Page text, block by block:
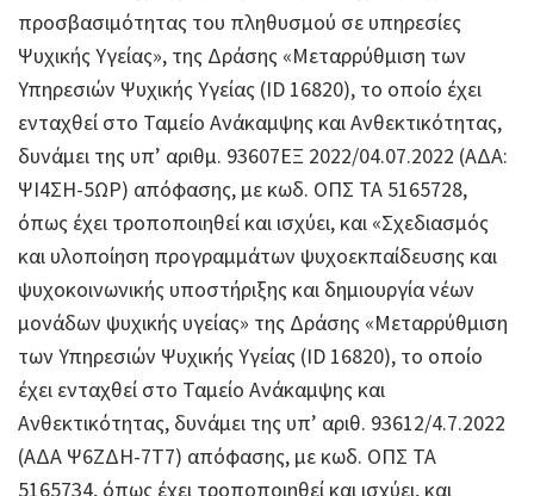
προσβασιμότητας του πληθυσμού σε υπηρεσίες
Ψυχικής Υγείας», της Δράσης «Μεταρρύθμιση των
Υπηρεσιών Ψυχικής Υγείας (ID 16820), το οποίο έχει
ενταχθεί στο Ταμείο Ανάκαμψης και Ανθεκτικότητας,
δυνάμει της υπ’ αριθμ. 93607ΕΞ 2022/04.07.2022 (ΑΔΑ:
ΨΙ4ΣΗ-5ΩΡ) απόφασης, με κωδ. ΟΠΣ ΤΑ 5165728,
όπως έχει τροποποιηθεί και ισχύει, και «Σχεδιασμός
και υλοποίηση προγραμμάτων ψυχοεκπαίδευσης και
ψυχοκοινωνικής υποστήριξης και δημιουργία νέων
μονάδων ψυχικής υγείας» της Δράσης «Μεταρρύθμιση
των Υπηρεσιών Ψυχικής Υγείας (ID 16820), το οποίο
έχει ενταχθεί στο Ταμείο Ανάκαμψης και
Ανθεκτικότητας, δυνάμει της υπ’ αριθ. 93612/4.7.2022
(ΑΔΑ Ψ6ΖΔΗ-7Τ7) απόφασης, με κωδ. ΟΠΣ ΤΑ
5165734, όπως έχει τροποποιηθεί και ισχύει, και